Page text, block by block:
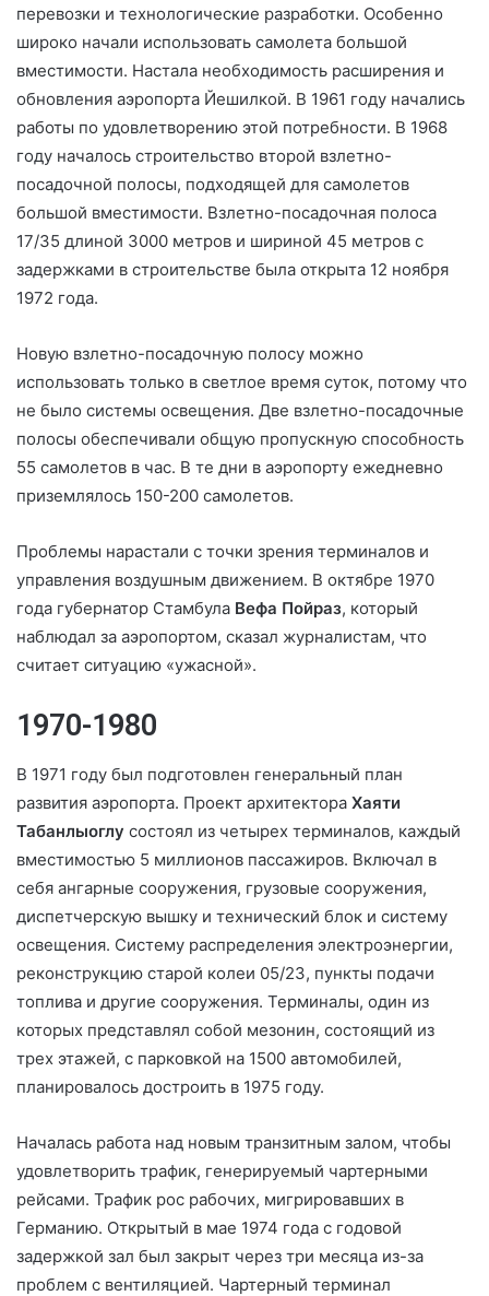
перевозки и технологические разработки. Особенно
широко начали использовать самолета большой
вместимости. Настала необходимость расширения и
обновления аэропорта Йешилкой. В 1961 году начались
работы по удовлетворению этой потребности. В 1968
году началось строительство второй взлетно-
посадочной полосы, подходящей для самолетов
большой вместимости. Взлетно-посадочная полоса
17/35 длиной 3000 метров и шириной 45 метров с
задержками в строительстве была открыта 12 ноября
1972 года.
Новую взлетно-посадочную полосу можно
использовать только в светлое время суток, потому что
не было системы освещения. Две взлетно-посадочные
полосы обеспечивали общую пропускную способность
55 самолетов в час. В те дни в аэропорту ежедневно
приземлялось 150-200 самолетов.
Проблемы нарастали с точки зрения терминалов и
управления воздушным движением. В октябре 1970
года губернатор Стамбула Вефа Пойраз, который
наблюдал за аэропортом, сказал журналистам, что
считает ситуацию «ужасной».
1970-1980
В 1971 году был подготовлен генеральный план
развития аэропорта. Проект архитектора Хаяти
Табанлыоглу состоял из четырех терминалов, каждый
вместимостью 5 миллионов пассажиров. Включал в
себя ангарные сооружения, грузовые сооружения,
диспетчерскую вышку и технический блок и систему
освещения. Систему распределения электроэнергии,
реконструкцию старой колеи 05/23, пункты подачи
топлива и другие сооружения. Терминалы, один из
которых представлял собой мезонин, состоящий из
трех этажей, с парковкой на 1500 автомобилей,
планировалось достроить в 1975 году.
Началась работа над новым транзитным залом, чтобы
удовлетворить трафик, генерируемый чартерными
рейсами. Трафик рос рабочих, мигрировавших в
Германию. Открытый в мае 1974 года с годовой
задержкой зал был закрыт через три месяца из-за
проблем с вентиляцией. Чартерный терминал